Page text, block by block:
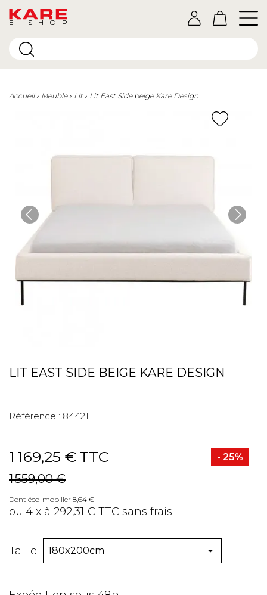
E-SHOP
Accueil Meuble Lit Lit East Side beige Kare Design
LIT EAST SIDE BEIGE KARE DESIGN
Référence : 84421
1 169,25 € TTC - 25%
1 559,00 €
Dont éco-mobilier 8,64 €
ou 4 x à 292,31 € TTC sans frais
Taille